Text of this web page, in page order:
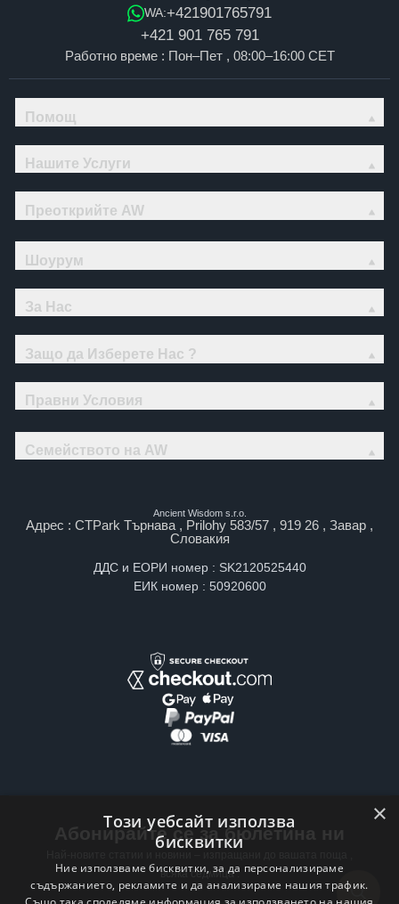
WA:+421901765791
+421 901 765 791
Работно време : Пон–Пет , 08:00–16:00 CET
Помощ
Нашите Услуги
Преоткрийте AW
Шоурум
За Нас
Защо да Изберете Нас ?
Правни Условия
Семейството на AW
Ancient Wisdom s.r.o.
Адрес : CTPark Търнава , Prilohy 583/57 , 919 26 , Завар ,
Словакия
ДДС и ЕОРИ номер : SK2120525440
ЕИК номер : 50920600
Абонирайте се за бюлетина ни
всяка седмица .
×
Този уебсайт използва
бисквитки
Ние използваме бисквитки, за да персонализираме
съдържанието, рекламите и да анализираме нашия трафик.